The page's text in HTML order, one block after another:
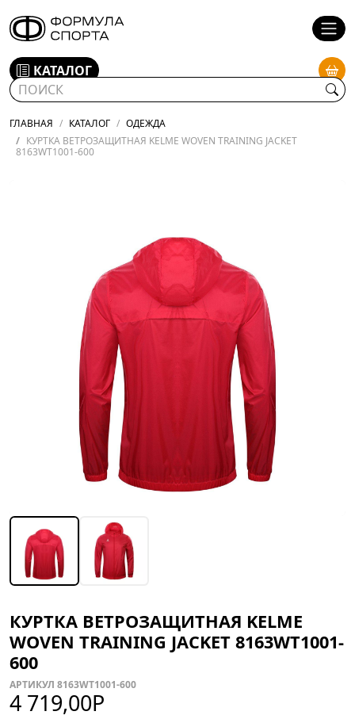
КАТАЛОГ
ГЛАВНАЯ КАТАЛОГ
ОДЕЖДА
КУРТКА ВЕТРОЗАЩИТНАЯ KELME WOVEN TRAINING JACKET
8163WT1001-600
КУРТКА ВЕТРОЗАЩИТНАЯ KELME
WOVEN TRAINING JACKET 8163WT1001-
600
АРТИКУЛ 8163WT1001-600
4 719,00Р